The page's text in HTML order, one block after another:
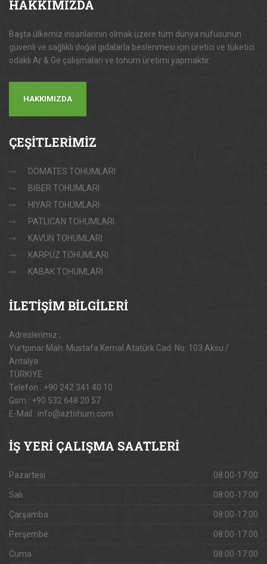
HAKKIMIZDA
Başta ülkemiz insanlarının olmak üzere tüm dünya nüfusunun
güvenli ve sağlıklı doğal gıdalarla beslenmesi için üretici ve tüketici
odaklı Ar & Ge çalışmaları ve tohum üretimi yapmaktır.
HAKKIMIZDA
ÇEŞİTLERİMİZ
DOMATES TOHUMLARI
BİBER TOHUMLARI
HIYAR TOHUMLARI
PATLICAN TOHUMLARI
KAVUN TOHUMLARI
KARPUZ TOHUMLARI
KABAK TOHUMLARI
İLETİŞİM BİLGİLERİ
Adreslerimiz ;
Yurtpınar Mah. Mustafa Kemal Atatürk Cad. No: 103 Aksu /
Antalya
TÜRKİYE
Telefon : +90 242 341 40 10
Gsm : +90 532 648 20 57
E-Mail : info@aztohum.com
İŞ YERİ ÇALIŞMA SAATLERİ
Pazartesi 08:00-17:00
Salı 08:00-17:00
Çarşamba 08:00-17:00
Perşembe 08:00-17:00
Cuma 08:00-17:00